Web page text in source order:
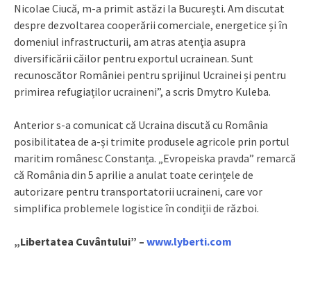
Nicolae Ciucă, m-a primit astăzi la București. Am discutat
despre dezvoltarea cooperării comerciale, energetice și în
domeniul infrastructurii, am atras atenţia asupra
diversificării căilor pentru exportul ucrainean. Sunt
recunoscător României pentru sprijinul Ucrainei și pentru
primirea refugiaților ucraineni”, a scris Dmytro Kuleba.
Anterior s-a comunicat că Ucraina discută cu România
posibilitatea de a-și trimite produsele agricole prin portul
maritim românesc Constanța. „Evropeiska pravda” remarcă
că România din 5 aprilie a anulat toate cerințele de
autorizare pentru transportatorii ucraineni, care vor
simplifica problemele logistice în condiții de război.
„Libertatea Cuvântului” – www.lyberti.com